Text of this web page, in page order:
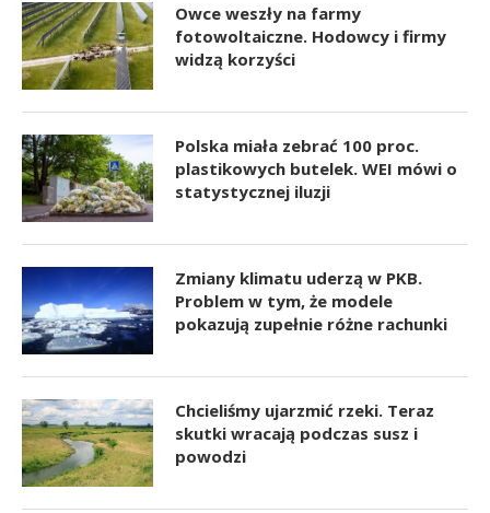
Owce weszły na farmy
fotowoltaiczne. Hodowcy i firmy
widzą korzyści
Polska miała zebrać 100 proc.
plastikowych butelek. WEI mówi o
statystycznej iluzji
Zmiany klimatu uderzą w PKB.
Problem w tym, że modele
pokazują zupełnie różne rachunki
Chcieliśmy ujarzmić rzeki. Teraz
skutki wracają podczas susz i
powodzi